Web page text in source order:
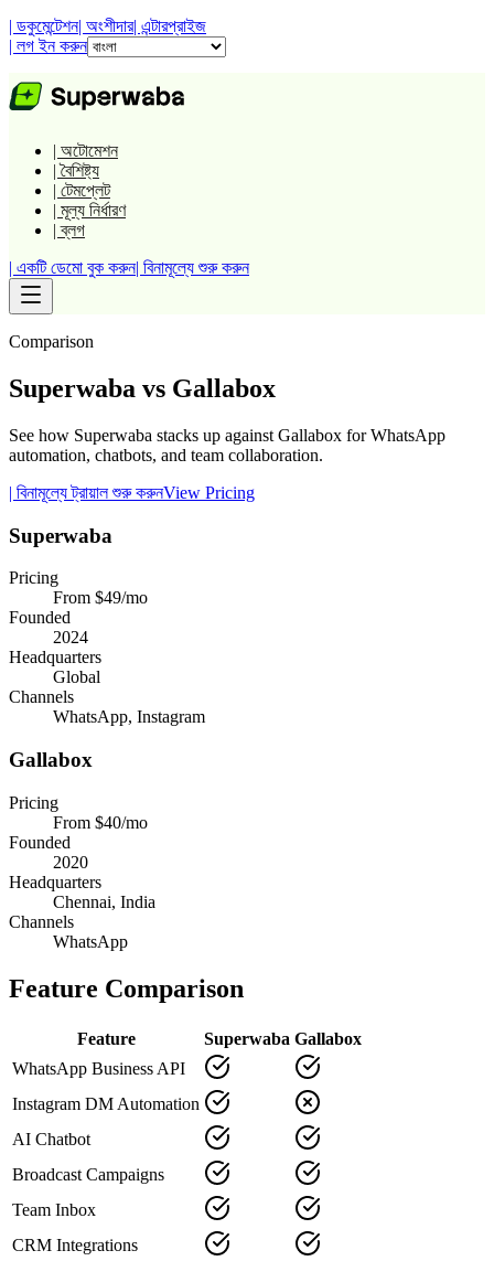
| ডকুমেন্টেশন| অংশীদার| এন্টারপ্রাইজ
| লগ ইন করুন
| অটোমেশন
| বৈশিষ্ট্য
| টেমপ্লেট
| মূল্য নির্ধারণ
| ব্লগ
| একটি ডেমো বুক করুন| বিনামূল্যে শুরু করুন
Comparison
Superwaba vs Gallabox
See how Superwaba stacks up against Gallabox for WhatsApp
automation, chatbots, and team collaboration.
| বিনামূল্যে ট্রায়াল শুরু করুনView Pricing
Superwaba
Pricing
From $49/mo
Founded
2024
Headquarters
Global
Channels
WhatsApp, Instagram
Gallabox
Pricing
From $40/mo
Founded
2020
Headquarters
Chennai, India
Channels
WhatsApp
Feature Comparison
Feature Superwaba Gallabox
WhatsApp Business API
Instagram DM Automation
AI Chatbot
Broadcast Campaigns
Team Inbox
CRM Integrations